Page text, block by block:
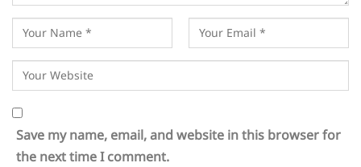
Save my name, email, and website in this browser for
the next time I comment.